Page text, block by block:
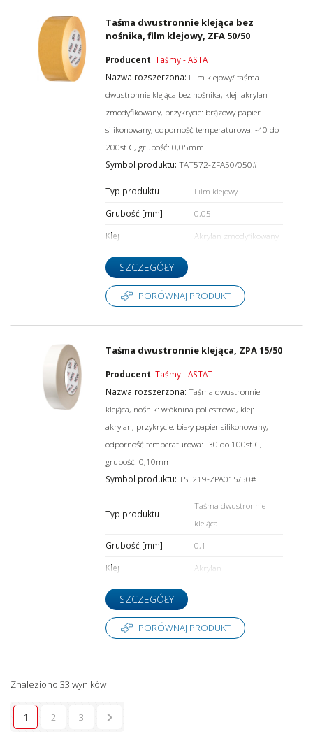
Taśma dwustronnie klejąca bez
nośnika, film klejowy, ZFA 50/50
Producent:Taśmy - ASTAT
Nazwa rozszerzona: Film klejowy/ taśma
dwustronnie klejąca bez nośnika, klej: akrylan
zmodyfikowany, przykrycie: brązowy papier
silikonowany, odporność temperaturowa: -40 do
200st.C, grubość: 0,05mm
Symbol produktu:TAT572-ZFA50/050#
Typ produktu
Film klejowy
Grubość [mm]
0,05
Klej
Akrylan zmodyfikowany
SZCZEGÓŁY
PORÓWNAJ PRODUKT
Taśma dwustronnie klejąca, ZPA 15/50
Producent:Taśmy - ASTAT
Nazwa rozszerzona:Taśma dwustronnie
klejąca, nośnik: włóknina poliestrowa, klej:
akrylan, przykrycie: biały papier silikonowany,
odporność temperaturowa: -30 do 100st.C,
grubość: 0,10mm
Symbol produktu:TSE219-ZPA015/50#
Typ produktu
Taśma dwustronnie
klejąca
Grubość [mm]
0,1
Klej
Akrylan
SZCZEGÓŁY
PORÓWNAJ PRODUKT
Znaleziono 33 wyników
1 2 3